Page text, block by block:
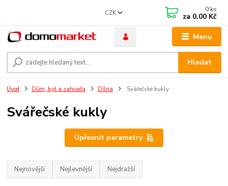
Menu
CZK
Hledat
0 ks
za 0,00 Kč
Úvod Dům, byt a zahrada Dílna Svářečské kukly
Svářečské kukly
Upřesnit parametry
Nejnovější Nejlevnější Nejdražší